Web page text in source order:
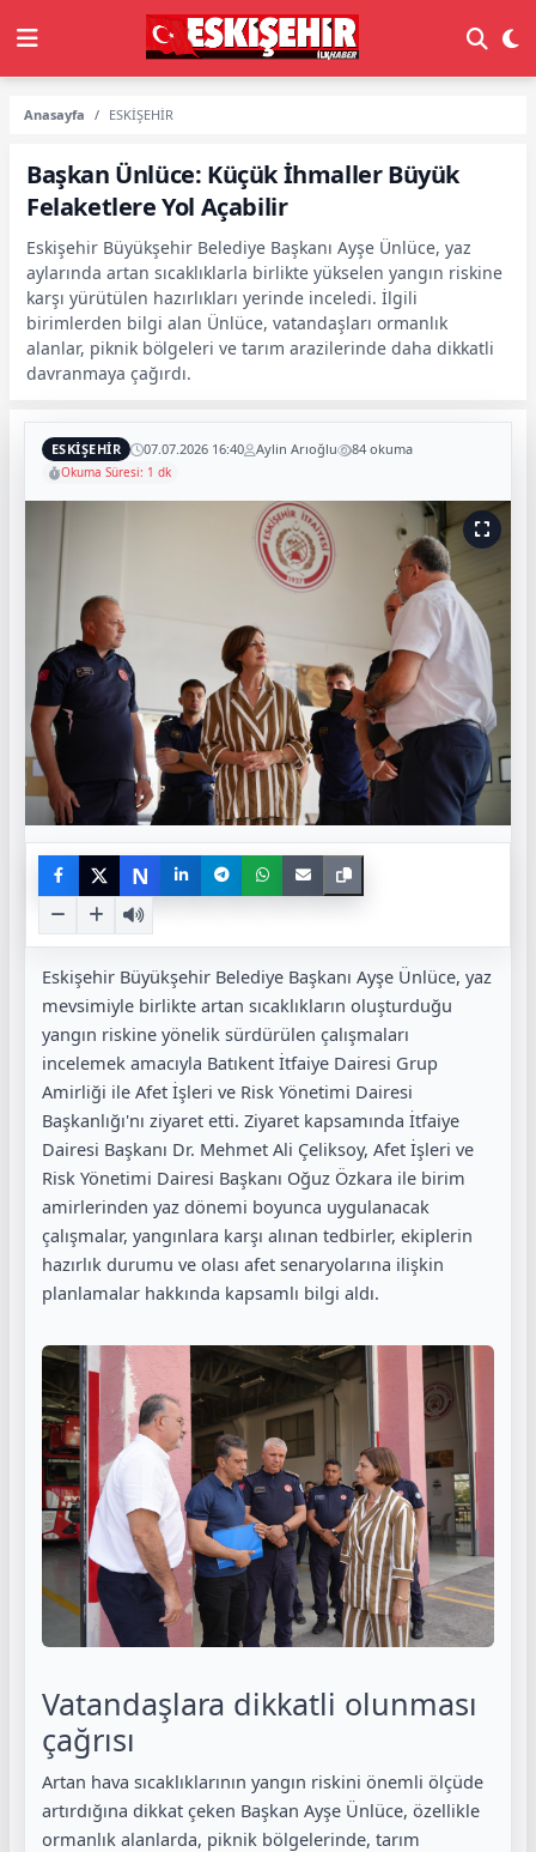
Anasayfa ESKİŞEHİR
Başkan Ünlüce: Küçük İhmaller Büyük
Felaketlere Yol Açabilir
Eskişehir Büyükşehir Belediye Başkanı Ayşe Ünlüce, yaz
aylarında artan sıcaklıklarla birlikte yükselen yangın riskine
karşı yürütülen hazırlıkları yerinde inceledi. İlgili
birimlerden bilgi alan Ünlüce, vatandaşları ormanlık
alanlar, piknik bölgeleri ve tarım arazilerinde daha dikkatli
davranmaya çağırdı.
ESKİŞEHİR 07.07.2026 16:40 Aylin Arıoğlu 84 okuma
Okuma Süresi: 1 dk
N
Eskişehir Büyükşehir Belediye Başkanı Ayşe Ünlüce, yaz
mevsimiyle birlikte artan sıcaklıkların oluşturduğu
yangın riskine yönelik sürdürülen çalışmaları
incelemek amacıyla Batıkent İtfaiye Dairesi Grup
Amirliği ile Afet İşleri ve Risk Yönetimi Dairesi
Başkanlığı'nı ziyaret etti. Ziyaret kapsamında İtfaiye
Dairesi Başkanı Dr. Mehmet Ali Çeliksoy, Afet İşleri ve
Risk Yönetimi Dairesi Başkanı Oğuz Özkara ile birim
amirlerinden yaz dönemi boyunca uygulanacak
çalışmalar, yangınlara karşı alınan tedbirler, ekiplerin
hazırlık durumu ve olası afet senaryolarına ilişkin
planlamalar hakkında kapsamlı bilgi aldı.
Vatandaşlara dikkatli olunması
çağrısı
Artan hava sıcaklıklarının yangın riskini önemli ölçüde
artırdığına dikkat çeken Başkan Ayşe Ünlüce, özellikle
ormanlık alanlarda, piknik bölgelerinde, tarım